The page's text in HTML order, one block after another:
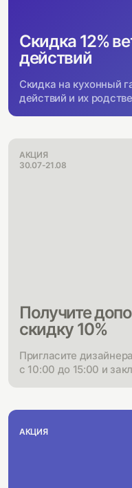
Скидка 12%
действий
Скидка на кухонный
действий и их
АКЦИЯ
30.07-21.08
Получите
скидку 10%
Пригласите
с 10:00 до 15:00 и
АКЦИЯ